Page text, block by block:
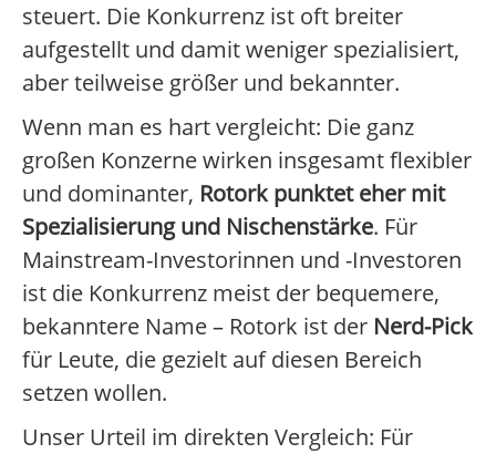
steuert. Die Konkurrenz ist oft breiter
aufgestellt und damit weniger spezialisiert,
aber teilweise größer und bekannter.
Wenn man es hart vergleicht: Die ganz
großen Konzerne wirken insgesamt flexibler
und dominanter, Rotork punktet eher mit
Spezialisierung und Nischenstärke. Für
Mainstream-Investorinnen und -Investoren
ist die Konkurrenz meist der bequemere,
bekanntere Name – Rotork ist der Nerd-Pick
für Leute, die gezielt auf diesen Bereich
setzen wollen.
Unser Urteil im direkten Vergleich: Für